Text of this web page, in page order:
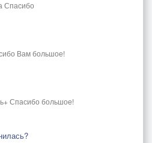
Спасибо
Вам большое!
Спасибо большое!